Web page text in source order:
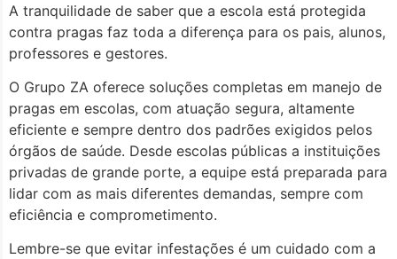
A tranquilidade de saber que a escola está protegida
contra pragas faz toda a diferença para os pais, alunos,
professores e gestores.
O Grupo ZA oferece soluções completas em manejo de
pragas em escolas, com atuação segura, altamente
eficiente e sempre dentro dos padrões exigidos pelos
órgãos de saúde. Desde escolas públicas a instituições
privadas de grande porte, a equipe está preparada para
lidar com as mais diferentes demandas, sempre com
eficiência e comprometimento.
Lembre-se que evitar infestações é um cuidado com a